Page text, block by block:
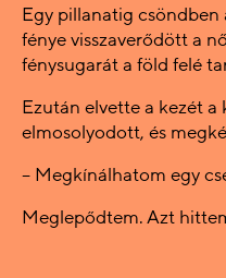
Egy pillanatig
fénye visszaverődött a
fénysugarát a föld felé
Ezután elvette a kezét
elmosolyodott, és
– Megkínálhatom egy
Meglepődtem. Azt